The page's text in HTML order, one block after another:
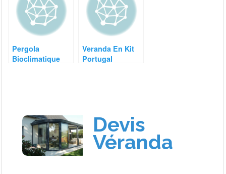
Pergola
Bioclimatique
Veranda En Kit
Portugal